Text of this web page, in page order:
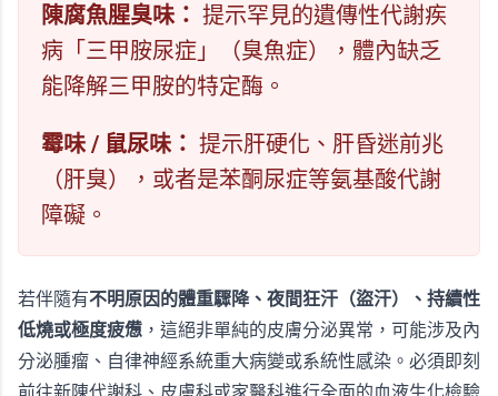
陳腐魚腥臭味： 提示罕見的遺傳性代謝疾
病「三甲胺尿症」（臭魚症），體內缺乏
能降解三甲胺的特定酶。
霉味 / 鼠尿味： 提示肝硬化、肝昏迷前兆
（肝臭），或者是苯酮尿症等氨基酸代謝
障礙。
若伴隨有不明原因的體重驟降、夜間狂汗（盜汗）、持續性
低燒或極度疲憊 ，這絕非單純的皮膚分泌異常，可能涉及內
分泌腫瘤、自律神經系統重大病變或系統性感染。必須即刻